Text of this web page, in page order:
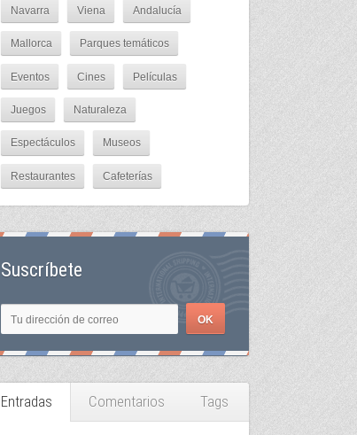
Navarra Viena Andalucía
Mallorca Parques temáticos
Eventos Cines Películas
Juegos Naturaleza
Espectáculos Museos
Restaurantes Cafeterías
Suscríbete
Entradas Comentarios Tags